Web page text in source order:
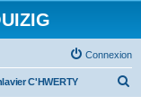
Connexion
C'HWERTY